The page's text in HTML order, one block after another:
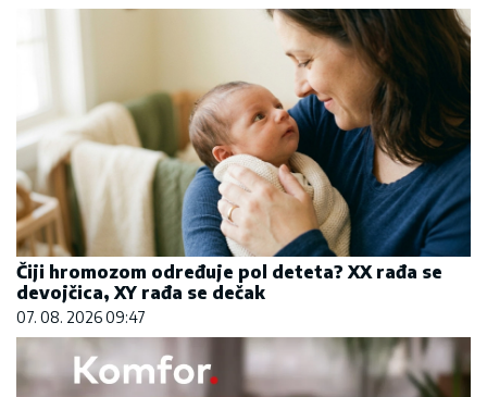
Čiji hromozom određuje pol deteta? XX rađa se
devojčica, XY rađa se dečak
07. 08. 2026 09:47